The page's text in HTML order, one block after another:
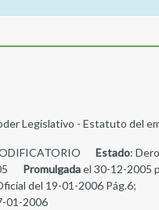
Legislativo - Estatuto del
Estado:
Promulgadael 30-12-2005
del 19-01-2006 Pág.6;
01-2006